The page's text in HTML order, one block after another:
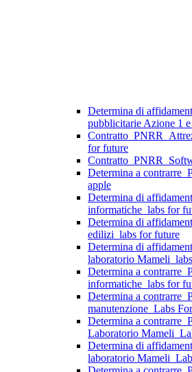
Determina di
pubblicitarie Azione 1 e
for future
Determina a
apple
Determina di
informatiche_labs for
Determina di
edilizi_labs for future
Determina di
laboratorio
Determina a
informatiche_labs for
Determina a
manutenzione_Labs
Determina a
Laboratorio
Determina di
laboratorio